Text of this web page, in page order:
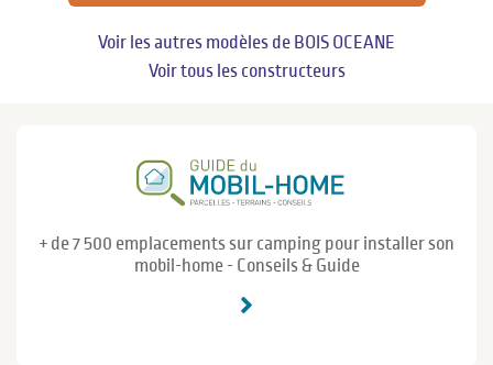
Voir les autres modèles de BOIS OCEANE
Voir tous les constructeurs
+ de 7 500 emplacements sur camping pour installer son
mobil-home - Conseils & Guide